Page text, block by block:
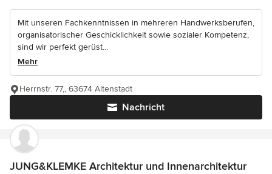
Mit unseren Fachkenntnissen in mehreren Handwerksberufen,
organisatorischer Geschicklichkeit sowie sozialer Kompetenz,
sind wir perfekt gerüst...
Mehr
Nachricht
Herrnstr. 77,, 63674 Altenstadt
JUNG&KLEMKE Architektur und Innenarchitektur